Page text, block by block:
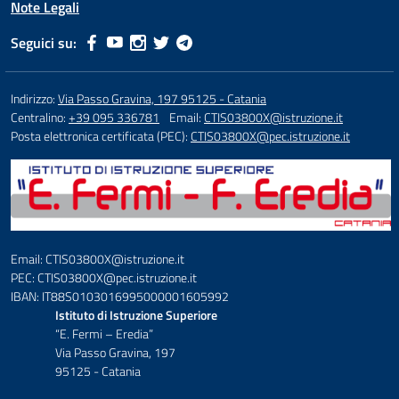
Note Legali
Seguici su:
Indirizzo:Via Passo Gravina, 197 95125 - Catania
Centralino:+39 095 336781 Email:CTIS03800X@istruzione.it
Posta elettronica certificata (PEC):CTIS03800X@pec.istruzione.it
Email: CTIS03800X@istruzione.it
PEC: CTIS03800X@pec.istruzione.it
IBAN: IT88S0103016995000001605992
Istituto di Istruzione Superiore
“E. Fermi – Eredia”
Via Passo Gravina, 197
95125 - Catania